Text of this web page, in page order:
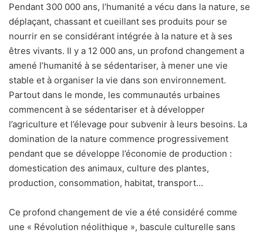
Pendant 300 000 ans, l’humanité a vécu dans la nature, se
déplaçant, chassant et cueillant ses produits pour se
nourrir en se considérant intégrée à la nature et à ses
êtres vivants. Il y a 12 000 ans, un profond changement a
amené l’humanité à se sédentariser, à mener une vie
stable et à organiser la vie dans son environnement.
Partout dans le monde, les communautés urbaines
commencent à se sédentariser et à développer
l’agriculture et l’élevage pour subvenir à leurs besoins. La
domination de la nature commence progressivement
pendant que se développe l’économie de production :
domestication des animaux, culture des plantes,
production, consommation, habitat, transport…
Ce profond changement de vie a été considéré comme
une « Révolution néolithique », bascule culturelle sans